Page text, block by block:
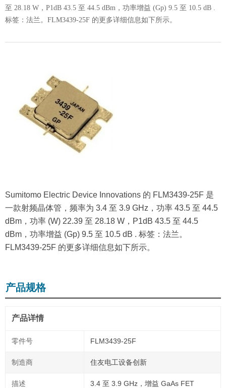
至 28.18 W，P1dB 43.5 至 44.5 dBm，功率增益 (Gp) 9.5 至 10.5 dB .
标签：法兰。FLM3439-25F 的更多详细信息如下所示。
Sumitomo Electric Device Innovations 的 FLM3439-25F 是
一款射频晶体管，频率为 3.4 至 3.9 GHz，功率 43.5 至 44.5
dBm，功率 (W) 22.39 至 28.18 W，P1dB 43.5 至 44.5
dBm，功率增益 (Gp) 9.5 至 10.5 dB . 标签：法兰。
FLM3439-25F 的更多详细信息如下所示。
产品规格
产品详情
零件号 FLM3439-25F
制造商 住友电工设备创新
描述 3.4 至 3.9 GHz，增益 GaAs FET